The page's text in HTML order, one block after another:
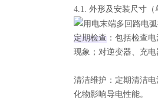
4.1. 外形及安装尺寸（
定期检查 ：包括检查
现象；对逆变器、充
清洁维护‌：定期清洁
化物影响导电性能。